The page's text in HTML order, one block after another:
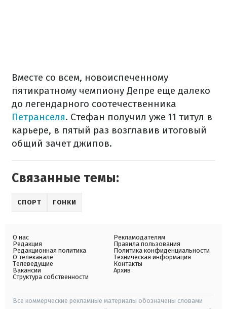
Вместе со всем, новоиспеченному
пятикратному чемпиону Депре еще ​​далеко
до легендарного соотечественника
Петранселя. Стефан получил уже 11 титул в
карьере, в пятый раз возглавив итоговый
общий зачет джипов.
Связанные темы:
СПОРТ ГОНКИ
О нас
Редакция
Редакционная политика
О телеканале
Телеведущие
Вакансии
Структура собственности
Рекламодателям
Правила пользования
Политика конфиденциальности
Техническая информация
Контакты
Архив
Все коммерческие рекламные материалы обозначены словами